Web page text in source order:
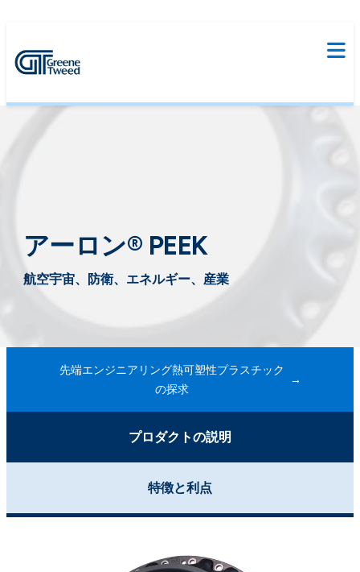
アーロン® PEEK
航空宇宙、防衛、エネルギー、産業
先端エンジニアリング熱可塑性プラスチック
の探求
プロダクトの説明
特徴と利点